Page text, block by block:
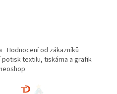
Hodnocení od zákazníků
textilu, tiskárna a grafik